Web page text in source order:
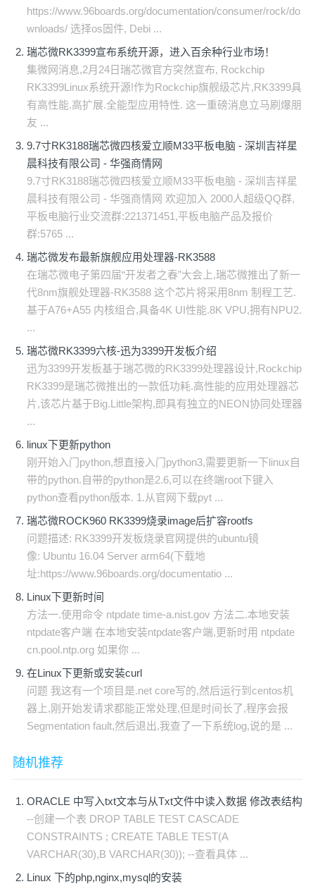
https://www.96boards.org/documentation/consumer/rock/do
wnloads/ 选择os固件, Debi ...
瑞芯微RK3399宣布系统开源，进入百余种行业市场！
集微网消息,2月24日瑞芯微官方突然宣布, Rockchip
RK3399Linux系统开源!作为Rockchip旗舰级芯片,RK3399具
有高性能.高扩展.全能型应用特性. 这一重磅消息立马刷爆朋
友 ...
9.7寸RK3188瑞芯微四核爱立顺M33平板电脑 - 深圳吉祥星
晨科技有限公司 - 华强商情网
9.7寸RK3188瑞芯微四核爱立顺M33平板电脑 - 深圳吉祥星
晨科技有限公司 - 华强商情网 欢迎加入 2000人超级QQ群,
平板电脑行业交流群:221371451,平板电脑产品及报价
群:5765 ...
瑞芯微发布最新旗舰应用处理器-RK3588
在瑞芯微电子第四届“开发者之春”大会上,瑞芯微推出了新一
代8nm旗舰处理器-RK3588 这个芯片将采用8nm 制程工艺.
基于A76+A55 内核组合,具备4K UI性能.8K VPU,拥有NPU2.
...
瑞芯微RK3399六核-迅为3399开发板介绍
迅为3399开发板基于瑞芯微的RK3399处理器设计,Rockchip
RK3399是瑞芯微推出的一款低功耗.高性能的应用处理器芯
片,该芯片基于Big.Little架构,即具有独立的NEON协同处理器
...
linux下更新python
刚开始入门python,想直接入门python3,需要更新一下linux自
带的python.自带的python是2.6,可以在终端root下键入
python查看python版本. 1.从官网下载pyt ...
瑞芯微ROCK960 RK3399烧录image后扩容rootfs
问题描述: RK3399开发板烧录官网提供的ubuntu镜
像: Ubuntu 16.04 Server arm64(下载地
址:https://www.96boards.org/documentatio ...
Linux下更新时间
方法一.使用命令 ntpdate time-a.nist.gov 方法二.本地安装
ntpdate客户端 在本地安装ntpdate客户端,更新时用 ntpdate
cn.pool.ntp.org 如果你 ...
在Linux下更新或安装curl
问题 我这有一个项目是.net core写的,然后运行到centos机
器上,刚开始发请求都能正常处理,但是时间长了,程序会报
Segmentation fault,然后退出,我查了一下系统log,说的是 ...
随机推荐
ORACLE 中写入txt文本与从Txt文件中读入数据 修改表结构
--创建一个表 DROP TABLE TEST CASCADE
CONSTRAINTS ; CREATE TABLE TEST(A
VARCHAR(30),B VARCHAR(30)); --查看具体 ...
Linux 下的php,nginx,mysql的安装